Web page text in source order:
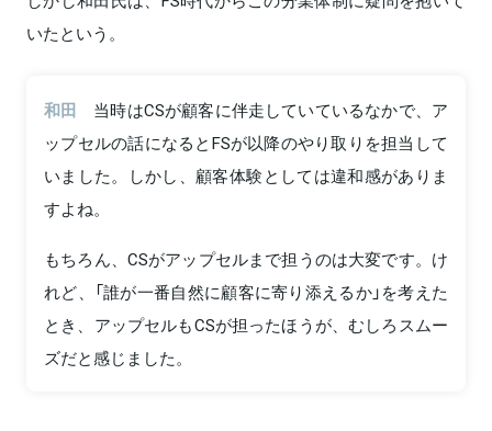
いたという。
和田
当時はCSが顧客に伴走していているなかで、ア
ップセルの話になるとFSが以降のやり取りを担当して
いました。しかし、顧客体験としては違和感がありま
すよね。
もちろん、CSがアップセルまで担うのは大変です。け
れど、「誰が一番自然に顧客に寄り添えるか」を考えた
とき、アップセルもCSが担ったほうが、むしろスムー
ズだと感じました。